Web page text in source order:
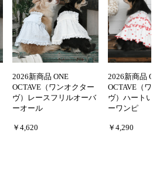
2026新商品 ONE
OCTAVE（ワンオクター
ヴ）レースフリルオーバ
ーオール
￥4,620
2026新商品
OCTAVE（ワン
ヴ）ハートい
ーワンピ
￥4,290